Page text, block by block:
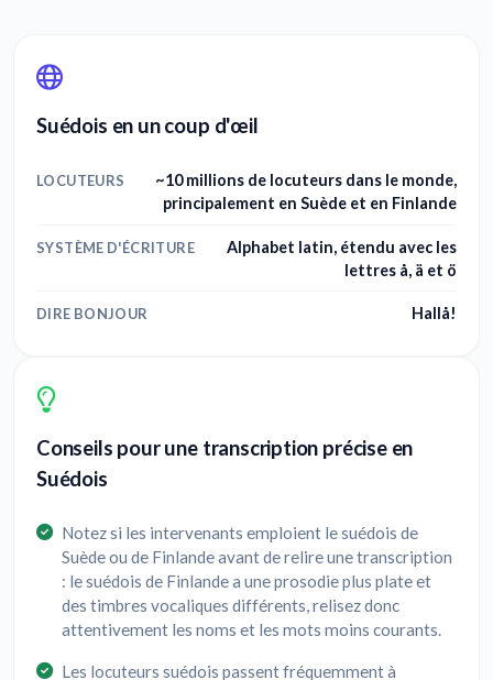
Suédois en un coup d'œil
LOCUTEURS
~10 millions de locuteurs dans le monde,
principalement en Suède et en Finlande
SYSTÈME D'ÉCRITURE
Alphabet latin, étendu avec les
lettres å, ä et ö
DIRE BONJOUR Hallå!
Conseils pour une transcription précise en
Suédois
Notez si les intervenants emploient le suédois de
Suède ou de Finlande avant de relire une transcription
: le suédois de Finlande a une prosodie plus plate et
des timbres vocaliques différents, relisez donc
attentivement les noms et les mots moins courants.
Les locuteurs suédois passent fréquemment à